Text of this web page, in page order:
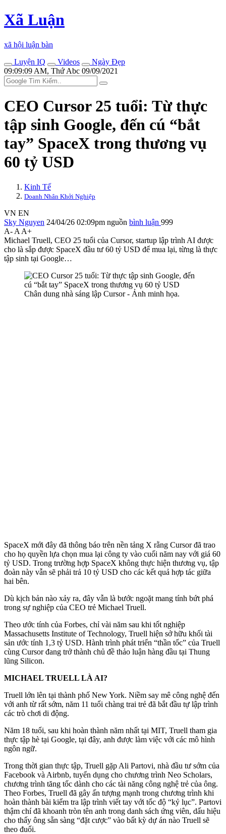
Xã Luận
xã hội luận bàn
Luyện IQ
Videos
Ngày Đẹp
09:09:09 AM, Thứ Abc 09/09/2021
CEO Cursor 25 tuổi: Từ thực
tập sinh Google, đến cú “bắt
tay” SpaceX trong thương vụ
60 tỷ USD
Kinh Tế
Doanh Nhân Khởi Nghiệp
VN EN
Sky Nguyen 24/04/26 02:09pm nguồn bình luận 999
A- A A+
Michael Truell, CEO 25 tuổi của Cursor, startup lập trình AI được
cho là sắp được SpaceX đầu tư 60 tỷ USD để mua lại, từng là thực
tập sinh tại Google…
Chân dung nhà sáng lập Cursor - Ảnh minh họa.
SpaceX mới đây đã thông báo trên nền tảng X rằng Cursor đã trao
cho họ quyền lựa chọn mua lại công ty vào cuối năm nay với giá 60
tỷ USD. Trong trường hợp SpaceX không thực hiện thương vụ, tập
đoàn này vẫn sẽ phải trả 10 tỷ USD cho các kết quả hợp tác giữa
hai bên.
Dù kịch bản nào xảy ra, đây vẫn là bước ngoặt mang tính bứt phá
trong sự nghiệp của CEO trẻ Michael Truell.
Theo ước tính của Forbes, chỉ vài năm sau khi tốt nghiệp
Massachusetts Institute of Technology, Truell hiện sở hữu khối tài
sản ước tính 1,3 tỷ USD. Hành trình phát triển “thần tốc” của Truell
cùng Cursor đang trở thành chủ đề thảo luận hàng đầu tại Thung
lũng Silicon.
MICHAEL TRUELL LÀ AI?
Truell lớn lên tại thành phố New York. Niềm say mê công nghệ đến
với anh từ rất sớm, năm 11 tuổi chàng trai trẻ đã bắt đầu tự lập trình
các trò chơi di động.
Năm 1‌8 tuổ‌i, sau khi hoàn thành năm nhất tại MIT, Truell tham gia
thực tập hè tại Google, tại đây, anh được làm việc với các mô hình
ngôn ngữ.
Trong thời gian thực tập, Truell gặp Ali Partovi, nhà đầu tư sớm của
Facebook và Airbnb, tuyển dụng cho chương trình Neo Scholars,
chương trình tăng tốc dành cho các tài năng công nghệ trẻ của ông.
Theo Forbes, Truell đã gây ấn tượng mạnh trong chương trình khi
hoàn thành bài kiểm tra lập trình viết tay với tốc độ “kỷ lục”. Partovi
thậm chí đã khoanh tròn tên anh trong danh sách ứng viên, dấu hiệu
cho thấy ông sẵn sàng “đặt cược” vào bất kỳ dự án nào Truell sẽ
theo đuổi.